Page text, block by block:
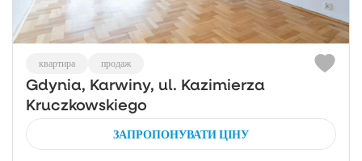
квартира продаж
Gdynia, Karwiny, ul. Kazimierza
Kruczkowskiego
ЗАПРОПОНУВАТИ ЦІНУ